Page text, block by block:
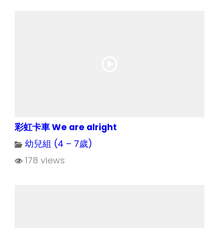
彩虹卡車 We are alright
幼兒組 (4 – 7歲)
178 views